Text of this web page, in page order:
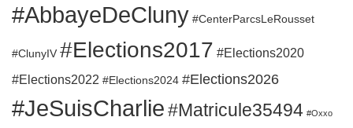
#AbbayeDeCluny #CenterParcsLeRousset
#ClunyIV #Elections2017 #Elections2020
#Elections2022 #Elections2024 #Elections2026
#JeSuisCharlie#Matricule35494 #Oxxo